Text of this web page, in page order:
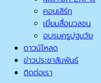
คอนเสิร์ท
เยี่ยมสื่อมวลชน
อบรมครูปฐมวัย
ดาวน์โหลด
ข่าวประชาสัมพันธ์
ติดต่อเรา